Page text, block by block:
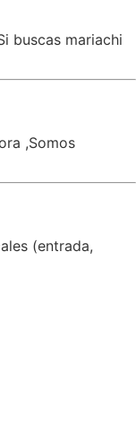
buscas mariachi
,Somos
(entrada,